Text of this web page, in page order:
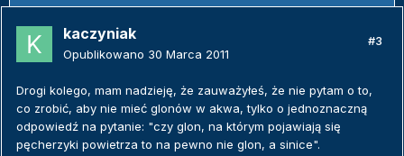
kaczyniak
Opublikowano 30 Marca 2011
#3
Drogi kolego, mam nadzieję, że zauważyłeś, że nie pytam o to,
co zrobić, aby nie mieć glonów w akwa, tylko o jednoznaczną
odpowiedź na pytanie: "czy glon, na którym pojawiają się
pęcherzyki powietrza to na pewno nie glon, a sinice".